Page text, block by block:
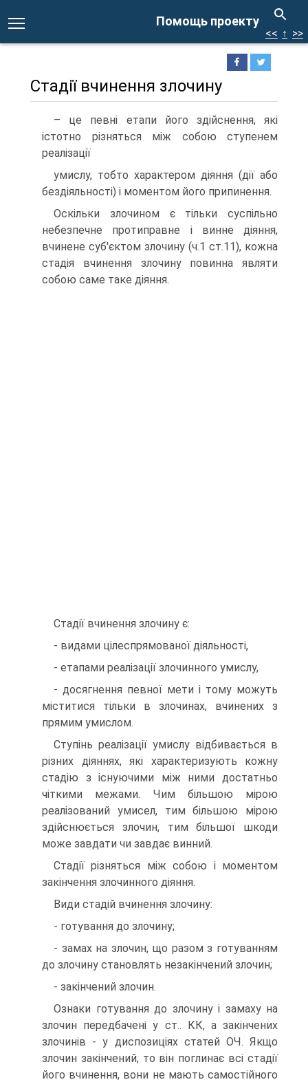
Помощь проекту
<< ↑ >>
Стадії вчинення злочину
– це певні етапи його здійснення, які
істотно різняться між собою ступенем
реалізації
умислу, тобто характером діяння (дії або
бездіяльності) і моментом його припинення.
Оскільки злочином є тільки суспільно
небезпечне протиправне і винне діяння,
вчинене суб'єктом злочину (ч.1 ст.11), кожна
стадія вчинення злочину повинна являти
собою саме таке діяння.
Стадії вчинення злочину є:
- видами цілеспрямованої діяльності,
- етапами реалізації злочинного умислу,
- досягнення певної мети і тому можуть
міститися тільки в злочинах, вчинених з
прямим умислом.
Ступінь реалізації умислу відбивається в
різних діяннях, які характеризують кожну
стадію з існуючими між ними достатньо
чіткими межами. Чим більшою мірою
реалізований умисел, тим більшою мірою
здійснюється злочин, тим більшої шкоди
може завдати чи завдає винний.
Стадії різняться між собою і моментом
закінчення злочинного діяння.
Види стадій вчинення злочину:
- готування до злочину;
- замах на злочин, що разом з готуванням
до злочину становлять незакінчений злочин;
- закінчений злочин.
Ознаки готування до злочину і замаху на
злочин передбачені у ст.. КК, а закінчених
злочинів - у диспозиціях статей ОЧ. Якщо
злочин закінчений, то він поглинає всі стадії
його вчинення, вони не мають самостійного